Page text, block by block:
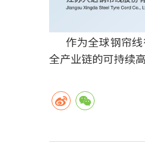
作为全球钢帘
全产业链的可持续